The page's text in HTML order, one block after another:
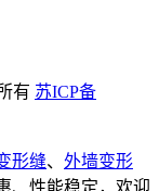
有 苏ICP备
形缝、 外墙变形